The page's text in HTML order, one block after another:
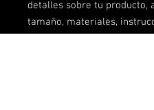
detalles sobre tu producto,
tamaño, materiales,